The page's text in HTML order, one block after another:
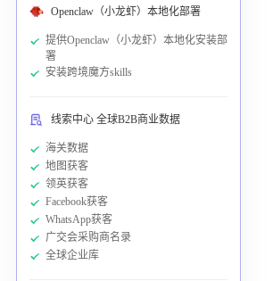
Openclaw（小龙虾）本地化部署
提供Openclaw（小龙虾）本地化安装部
署
安装跨境魔方skills
线索中心 全球B2B商业数据
海关数据
地图获客
领英获客
Facebook获客
WhatsApp获客
广交会采购商名录
全球企业库